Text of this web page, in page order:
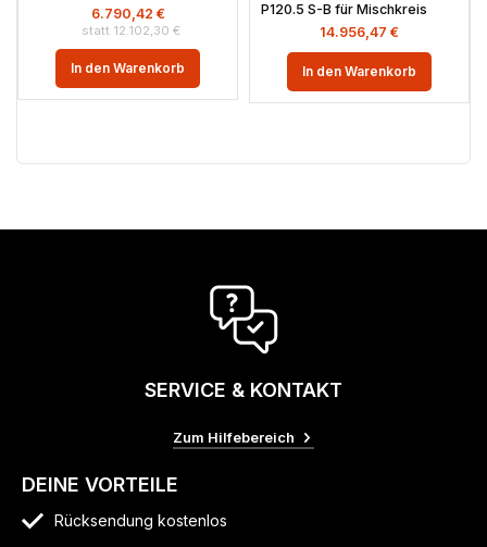
12.102,30 €
6.790,42 €
In den Warenkorb
P120.5 S-B für Mischkreis
14.956,47 €
In den Warenkorb
SERVICE & KONTAKT
Zum Hilfebereich
DEINE VORTEILE
Rücksendung kostenlos